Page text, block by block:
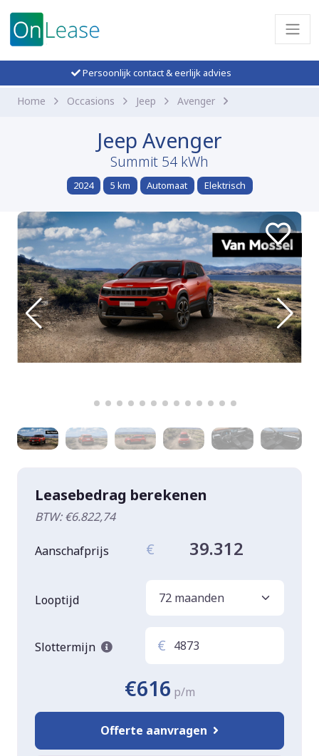
Persoonlijk contact & eerlijk advies
Home Occasions Jeep Avenger
Jeep Avenger
Summit 54 kWh
2024 5 km Automaat Elektrisch
Leasebedrag berekenen
BTW: €6.822,74
Aanschafprijs € 39.312
Looptijd
Slottermijn €
€616 p/m
Offerte aanvragen